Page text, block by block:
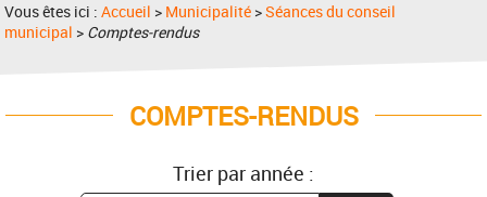
Vous êtes ici :Accueil > Municipalité >Séances du conseil
municipal > Comptes-rendus
COMPTES-RENDUS
Trier par année :